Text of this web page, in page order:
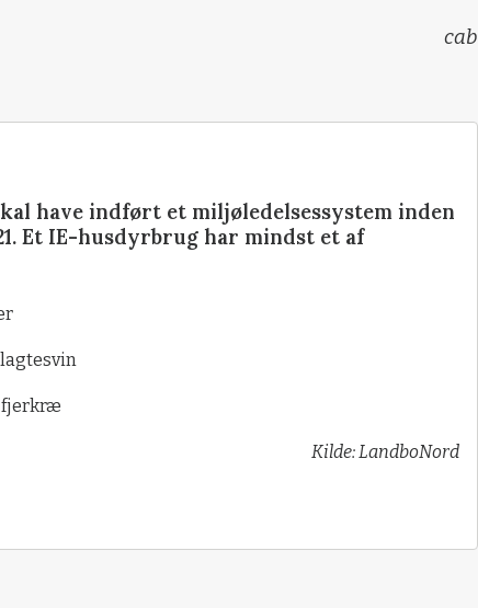
cab
have indført et miljøledelsessystem inden
Et IE-husdyrbrug har mindst et af
fjerkræ
Kilde: LandboNord